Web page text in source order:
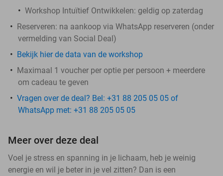
Workshop Intuïtief Ontwikkelen: geldig op zaterdag
Reserveren: na aankoop via WhatsApp reserveren (onder
vermelding van Social Deal)
Bekijk hier de data van de workshop
Maximaal 1 voucher per optie per persoon + meerdere
om cadeau te geven
Vragen over de deal? Bel: +31 88 205 05 05 of
WhatsApp met: +31 88 205 05 05
Meer over deze deal
Voel je stress en spanning in je lichaam, heb je weinig
energie en wil je beter in je vel zitten? Dan is een